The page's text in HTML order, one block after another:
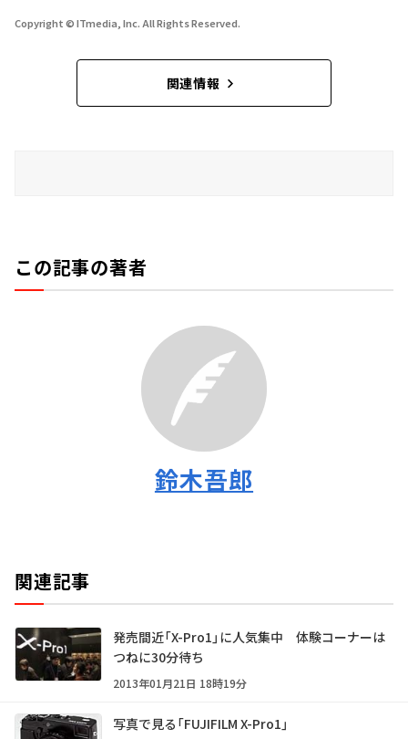
Copyright © ITmedia, Inc. All Rights Reserved.
関連情報
この記事の著者
鈴木吾郎
関連記事
発売間近「X-Pro1」に人気集中 体験コーナーは
つねに30分待ち
2013年01月21日 18時19分
写真で見る「FUJIFILM X-Pro1」